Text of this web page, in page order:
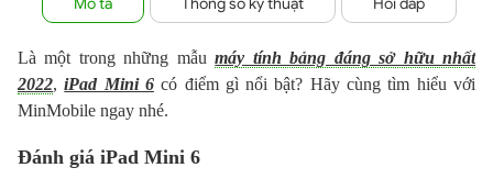
Mô tả Thông số kỹ thuật Hỏi đáp
Là một trong những mẫumáy tính bảng đáng sở hữu nhất
2022,iPad Mini 6có điểm gì nổi bật? Hãy cùng tìm hiểu với
MinMobile ngay nhé.
Đánh giá iPad Mini 6